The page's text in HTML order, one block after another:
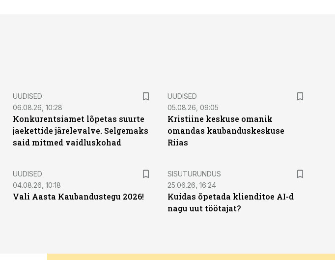
UUDISED
06.08.26, 10:28
Konkurentsiamet lõpetas suurte
jaekettide järelevalve. Selgemaks
said mitmed vaidluskohad
UUDISED
05.08.26, 09:05
Kristiine keskuse omanik
omandas kaubanduskeskuse
Riias
UUDISED
04.08.26, 10:18
Vali Aasta Kaubandustegu 2026!
ST
SISUTURUNDUS
25.06.26, 16:24
Kuidas õpetada klienditoe AI-d
nagu uut töötajat?